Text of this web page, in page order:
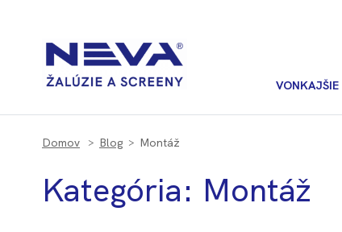
Domov Blog Montáž
Kategória: Montáž